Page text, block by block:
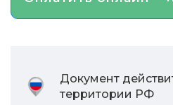
Документ
территории РФ